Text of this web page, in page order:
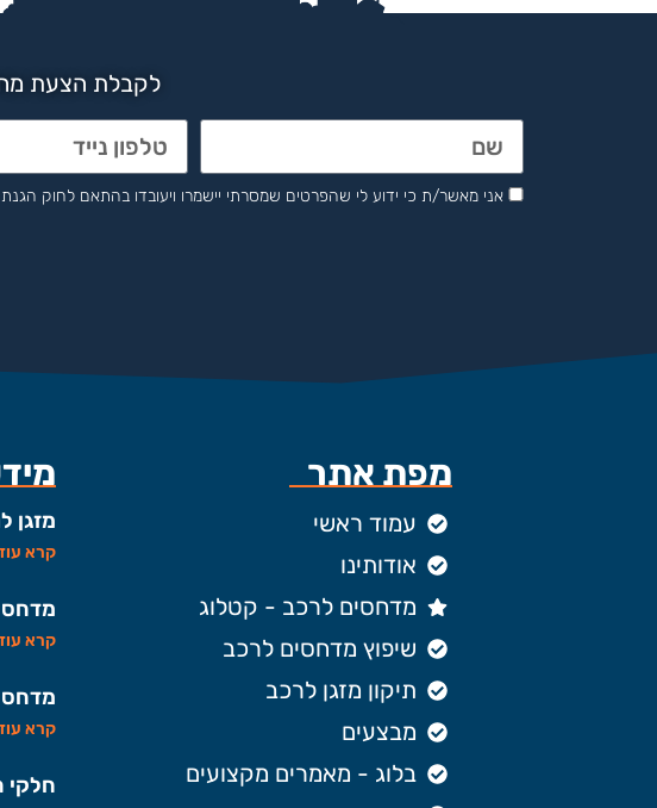
לקבלת הצעת
אני מאשר/ת כי ידוע לי שהפרטים שמסרתי יישמרו ויעובדו בהתאם לחוק הגנת הפרטיות,
מפת אתר
עמוד ראשי
אודותינו
מדחסים לרכב - קטלוג
שיפוץ מדחסים לרכב
תיקון מזגן לרכב
מבצעים
בלוג - מאמרים מקצועים
מזגן
קרא
מדחס
קרא
מדחס
קרא
חלקי